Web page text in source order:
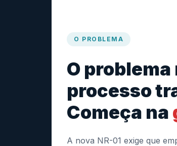
O PROBLEMA
O
processo
Começa na
A nova NR-01 exige que